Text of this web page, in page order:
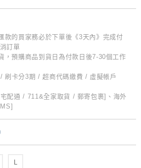
款的買家務必於下單後《3天內》完成付
訂單
，預購商品到貨日為付款日後7-30個工作
刷卡分3期 / 超商代碼繳費 / 虛擬帳戶
配通 / 711&全家取貨 / 郵寄包裹]、海外
L